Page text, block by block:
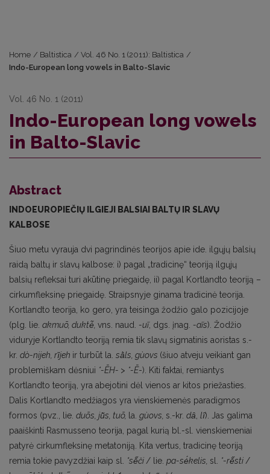
Home / Baltistica / Vol. 46 No. 1 (2011): Baltistica /
Indo-European long vowels in Balto-Slavic
Vol. 46 No. 1 (2011)
Indo-European long vowels
in Balto-Slavic
Abstract
INDOEUROPIEČIŲ ILGIEJI BALSIAI BALTŲ IR SLAVŲ
KALBOSE
Šiuo metu vyrauja dvi pagrindinės teorijos apie ide. ilgųjų balsių
raidą baltų ir slavų kalbose: i) pagal „tradicinę“ teoriją ilgųjų
balsių refleksai turi akūtinę priegaidę, ii) pagal Kortlandto teoriją –
cirkumfleksinę priegaidę. Straipsnyje ginama tradicinė teorija.
Kortlandto teorija, ko gero, yra teisinga žodžio galo pozicijoje
(plg. lie. akmuo, duktė vns. naud. -ui, dgs. įnag. -ais). Žodžio
viduryje Kortlandto teoriją remia tik slavų sigmatinis aoristas s.-
kr. do-nijeh, rijeh ir turbūt la. sāls, guovs (šiuo atveju veikiant gan
problemiškam dėsniui *-ĒH- > *-Ē-). Kiti faktai, remiantys
Kortlandto teoriją, yra abejotini dėl vienos ar kitos priežasties.
Dalis Kortlandto medžiagos yra vienskiemenės paradigmos
formos (pvz., lie. duos, jūs, tuo, la. guovs, s.-kr. da li). Jas galima
paaiškinti Rasmusseno teorija, pagal kurią bl.-sl. vienskiemeniai
patyrė cirkumfleksinę metatoniją. Kita vertus, tradicinę teoriją
remia tokie pavyzdžiai kaip sl.
*seči / lie. pa-sėkelis, sl. *-resti /